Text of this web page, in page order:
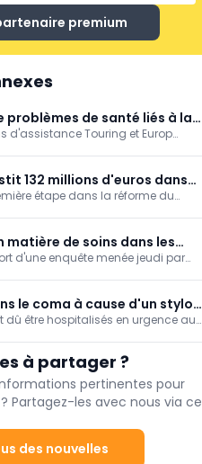
premium
problèmes de santé liés à la
d'assistance Touring et Europ
de chaleur qui frappent le sud de
132 millions d'euros dans
les établissements
étape dans la réforme du
Laaouej (PS).
matière de soins dans les
bruxelloises deviennent
complexes
d'une enquête menée jeudi par
d'accorder davantage
psychique, au handicap
soins combinés.
le coma à cause d'un stylo
contrefait
dû être hospitalisés en urgence aux
heures dans le coma.
à partager ?
pertinentes pour
Partagez-les avec nous via ce
des nouvelles